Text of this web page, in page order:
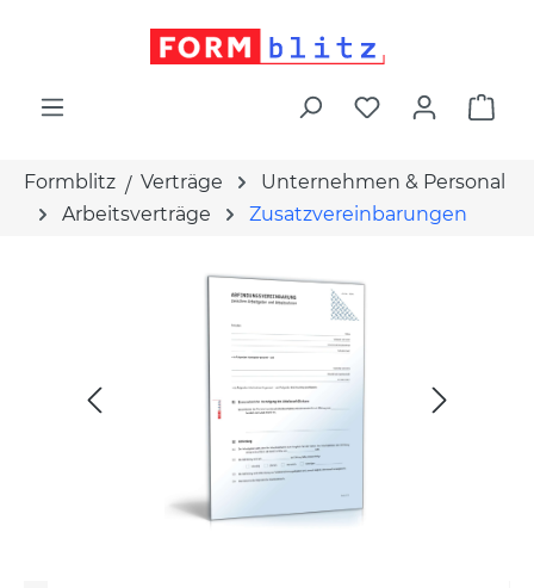
Formblitz Verträge
Unternehmen & Personal
Arbeitsverträge
Zusatzvereinbarungen